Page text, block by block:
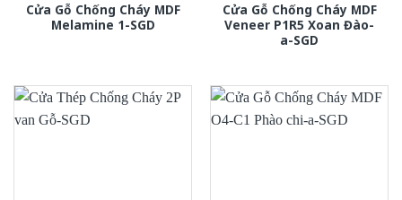
Cửa Gỗ Chống Cháy MDF
Melamine 1-SGD
Cửa Gỗ Chống Cháy MDF
Veneer P1R5 Xoan Đào-
a-SGD